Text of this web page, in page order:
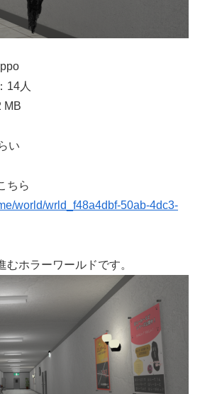
14人
MB
い
ちら
world/wrld_f48a4dbf-50ab-4dc3-
ホラーワールドです。